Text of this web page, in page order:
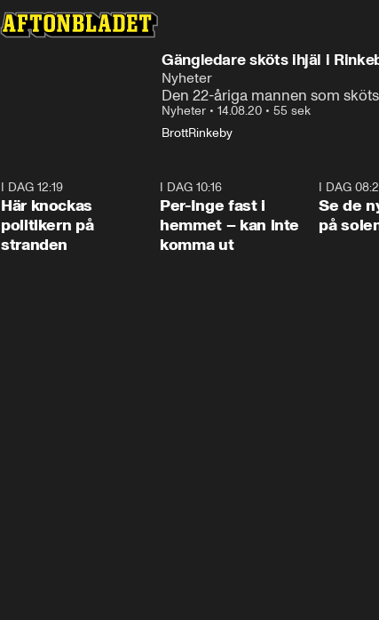
Gängledare sköts ihjäl i
Nyheter
Den 22-åriga mannen som
Nyheter • 14.08.20 • 55 sek
BrottRinkeby
I DAG 12:19
Här knockas
politikern på
stranden
I DAG 10:16
Per-Inge fast i
hemmet – kan inte
komma ut
I DAG
Se de
på